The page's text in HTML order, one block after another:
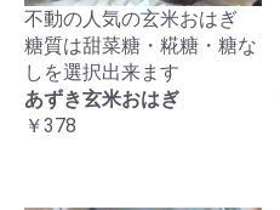
不動の人気の玄米おはぎ
糖質は甜菜糖・糀糖・糖な
しを選択出来ます
あずき玄米おはぎ
￥378